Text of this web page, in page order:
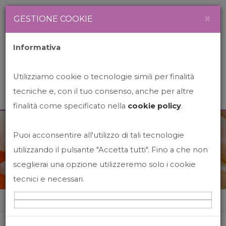
News&Events
Home News&events
GESTIONE COOKIE ×
Informativa
Utilizziamo cookie o tecnologie simili per finalità
tecniche e, con il tuo consenso, anche per altre
finalità come specificato nella cookie policy.
Puoi acconsentire all'utilizzo di tali tecnologie
utilizzando il pulsante "Accetta tutti". Fino a che non
sceglierai una opzione utilizzeremo solo i cookie
tecnici e necessari.